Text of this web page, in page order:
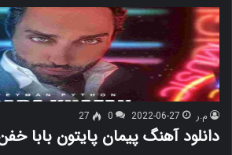
م.ر 2022-06-27
0
27
دانلود آهنگ پیمان پایتون بابا